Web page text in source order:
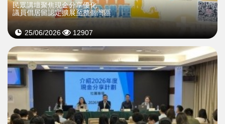
民眾講壇聚焦現金分享優化
議員倡居留認定擴展至整個灣區
25/06/2026 12907